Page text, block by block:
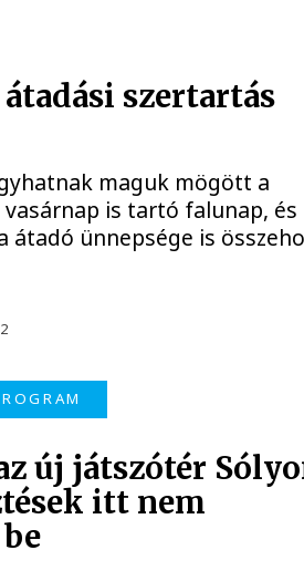
átadási szertartás
maguk mögött a
vasárnap is tartó falunap, és
átadó ünnepsége is
új játszótér
itt nem